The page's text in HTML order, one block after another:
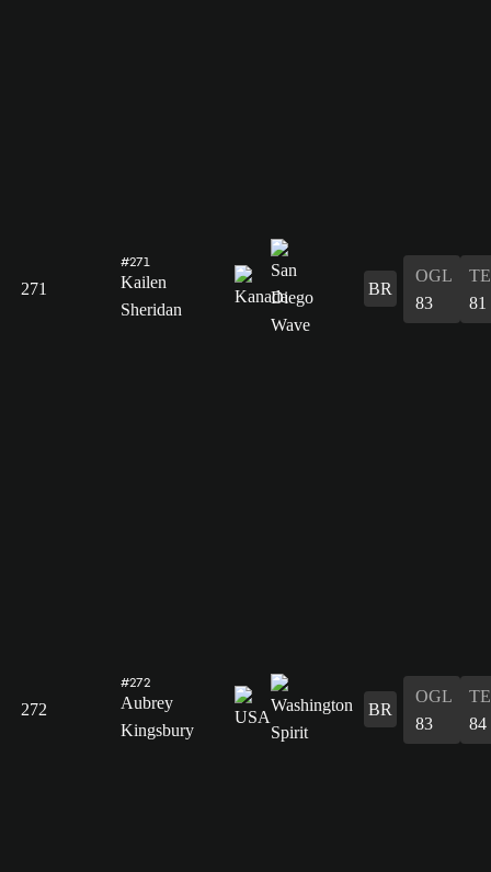
271
#271
Kailen
Sheridan
BR
OGL
83
81
272
#272
Aubrey
Kingsbury
BR
OGL
83
84